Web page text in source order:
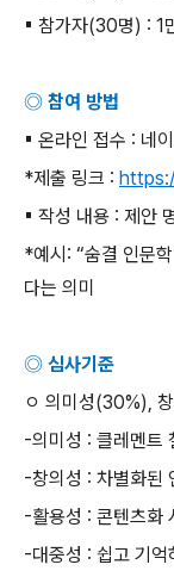
▪ 참가자(30명) : 1
◎ 참여 방법
▪ 온라인 접수 : 네
*제출 링크 :
▪ 작성 내용 : 제안
*예시 : “숨결 인문학
다는 의미
◎ 심사기준
ㅇ 의미성(30%),
-의미성 : 클레멘트
-창의성 : 차별화된
-활용성 : 콘텐츠화
-대중성 : 쉽고 기억